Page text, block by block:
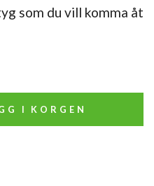
som du vill komma åt
I KORGEN